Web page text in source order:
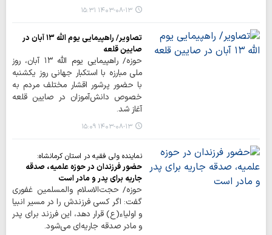
۱۴۰۳-۰۸-۱۳ ۱۵:۳۱
تصاویر/ راهپیمایی یوم الله ۱۳ آبان در
صایین قلعه
حوزه/ راهپیمایی یوم الله ۱۳ آبان، روز
ملی مبارزه با استکبار جهانی روز یکشنبه
با حضور پرشور اقشار مختلف مردم به
خصوص دانش‌آموزان در صایین قلعه
آغاز شد.
۱۴۰۳-۰۸-۱۳ ۱۵:۰۹
نماینده ولی ‌فقیه در استان کرمانشاه:
حضور فرزندان در حوزه علمیه، صدقه
جاریه‌ برای پدر و مادر است
حوزه/ حجت‌الاسلام‌ والمسلمین غفوری
گفت: اگر کسی فرزندش را در مسیر انبیا
و اولیاء(ع) قرار دهد، این فرزند برای پدر
و مادر صدقه جاریه‌ای می‌شود.